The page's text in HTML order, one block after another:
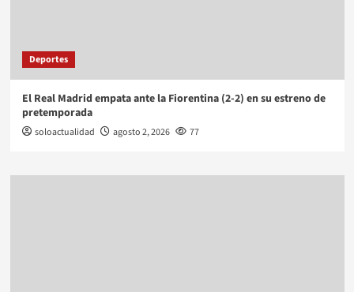
Deportes
El Real Madrid empata ante la Fiorentina (2-2) en su estreno de
pretemporada
soloactualidad agosto 2, 2026 77